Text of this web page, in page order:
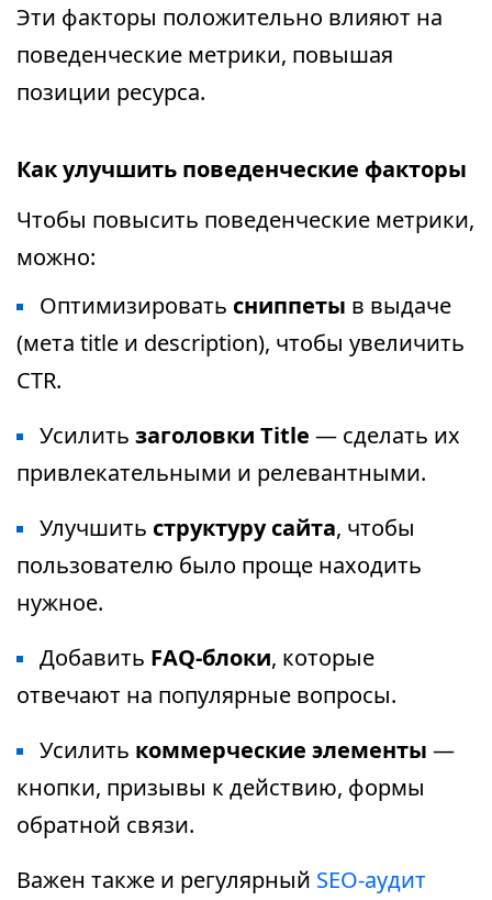
Эти факторы положительно влияют на
поведенческие метрики, повышая
позиции ресурса.
Как улучшить поведенческие факторы
Чтобы повысить поведенческие метрики,
можно:
Оптимизировать сниппеты в выдаче
(мета title и description), чтобы увеличить
CTR.
Усилить заголовки Title — сделать их
привлекательными и релевантными.
Улучшить структуру сайта, чтобы
пользователю было проще находить
нужное.
Добавить FAQ-блоки, которые
отвечают на популярные вопросы.
Усилить коммерческие элементы —
кнопки, призывы к действию, формы
обратной связи.
Важен также и регулярный SEO-аудит